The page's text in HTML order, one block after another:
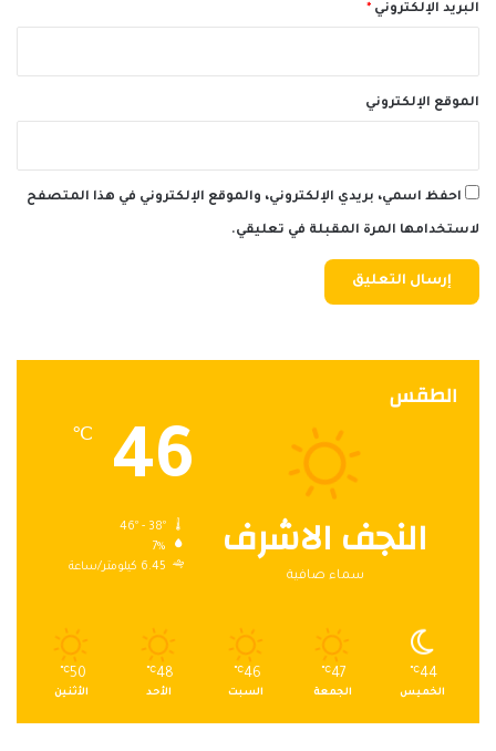
البريد الإلكتروني *
الموقع الإلكتروني
احفظ اسمي، بريدي الإلكتروني، والموقع الإلكتروني في هذا المتصفح
لاستخدامها المرة المقبلة في تعليقي.
الطقس
النجف الاشرف
سماء صافية
46
℃
7%
6.45 كيلومتر/ساعة
44
℃
الخميس
47
℃
الجمعة
46
℃
السبت
48
℃
الأحد
50
℃
الأثنين